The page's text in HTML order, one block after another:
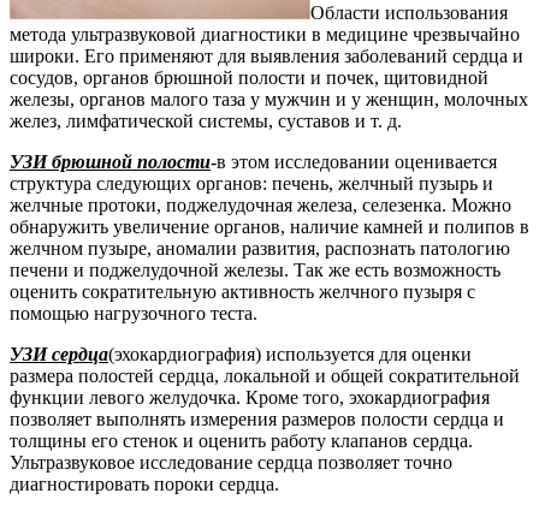
Области использования
метода ультразвуковой диагностики в медицине чрезвычайно
широки. Его применяют для выявления заболеваний сердца и
сосудов, органов брюшной полости и почек, щитовидной
железы, органов малого таза у мужчин и у женщин, молочных
желез, лимфатической системы, суставов и т. д.
УЗИ брюшной полости-в этом исследовании оценивается
структура следующих органов: печень, желчный пузырь и
желчные протоки, поджелудочная железа, селезенка. Можно
обнаружить увеличение органов, наличие камней и полипов в
желчном пузыре, аномалии развития, распознать патологию
печени и поджелудочной железы. Так же есть возможность
оценить сократительную активность желчного пузыря с
помощью нагрузочного теста.
УЗИ сердца(эхокардиография) используется для оценки
размера полостей сердца, локальной и общей сократительной
функции левого желудочка. Кроме того, эхокардиография
позволяет выполнять измерения размеров полости сердца и
толщины его стенок и оценить работу клапанов сердца.
Ультразвуковое исследование сердца позволяет точно
диагностировать пороки сердца.